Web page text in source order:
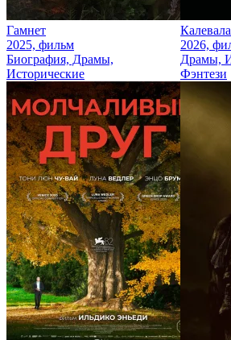
Гамнет
2025, фильм
Биография, Драмы,
Исторические
2026,
Драмы,
Фэнтези